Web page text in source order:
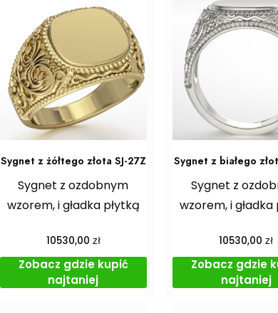
Sygnet z żółtego złota SJ-27Z
Sygnet z ozdobnym
wzorem, i gładka płytką
10530,00 zł
Zobacz gdzie kupić
najtaniej
Sygnet z białego
Sygnet z
wzorem, i gładka
10530,00zł
Zobacz gdzie
najtaniej